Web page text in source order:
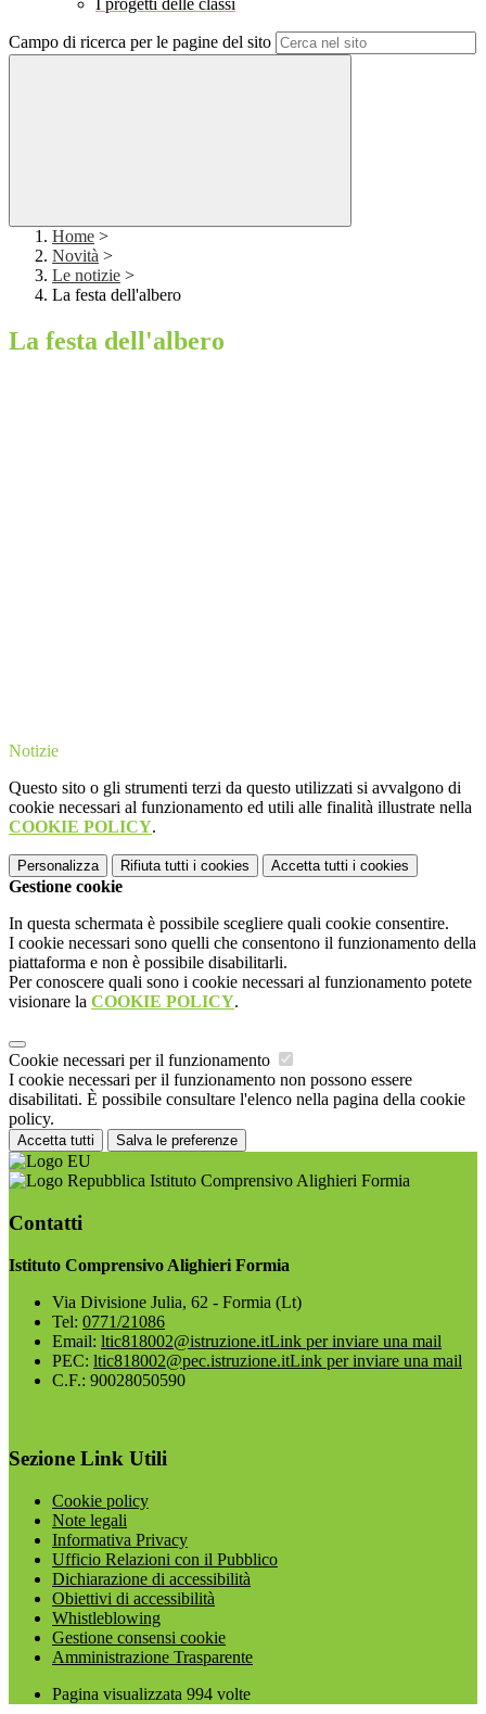
I progetti delle classi
Campo di ricerca per le pagine del sito
Home >
Novità >
Le notizie >
La festa dell'albero
La festa dell'albero
Notizie
Questo sito o gli strumenti terzi da questo utilizzati si avvalgono di
cookie necessari al funzionamento ed utili alle finalità illustrate nella
COOKIE POLICY.
Personalizza Rifiuta tutti i cookies Accetta tutti i cookies
Gestione cookie
In questa schermata è possibile scegliere quali cookie consentire.
I cookie necessari sono quelli che consentono il funzionamento della
piattaforma e non è possibile disabilitarli.
Per conoscere quali sono i cookie necessari al funzionamento potete
visionare la COOKIE POLICY.
Cookie necessari per il funzionamento
I cookie necessari per il funzionamento non possono essere
disabilitati. È possibile consultare l'elenco nella pagina della cookie
policy.
Accetta tutti Salva le preferenze
Istituto Comprensivo Alighieri Formia
Contatti
Istituto Comprensivo Alighieri Formia
Via Divisione Julia, 62 - Formia (Lt)
Tel: 0771/21086
Email: ltic818002@istruzione.itLink per inviare una mail
PEC: ltic818002@pec.istruzione.itLink per inviare una mail
C.F.: 90028050590
Sezione Link Utili
Cookie policy
Note legali
Informativa Privacy
Ufficio Relazioni con il Pubblico
Dichiarazione di accessibilità
Obiettivi di accessibilità
Whistleblowing
Gestione consensi cookie
Amministrazione Trasparente
Pagina visualizzata 994 volte